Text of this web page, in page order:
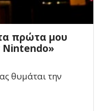
πρώτα μου
Nintendo»
θυμάται την